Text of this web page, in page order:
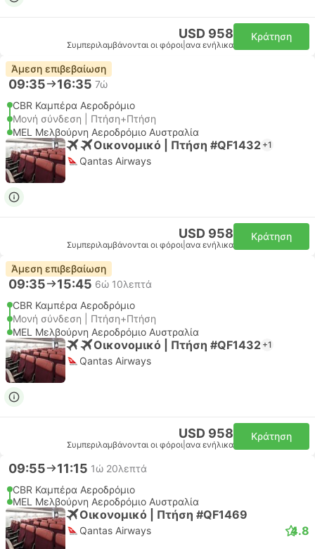
USD 958
Συμπεριλαμβάνονται οι φόροι ανα ενήλικα
Κράτηση
Άμεση επιβεβαίωση
09:35 16:35 7ώ
CBR Καμπέρα Αεροδρόμιο
Μονή σύνδεση | Πτήση+Πτήση
MEL Μελβούρνη Αεροδρόμιο Αυστραλία
Οικονομικό | Πτήση #QF1432 +1
Qantas Airways
USD 958
Συμπεριλαμβάνονται οι φόροι ανα ενήλικα
Κράτηση
Άμεση επιβεβαίωση
09:35 15:45 6ώ 10λεπτά
CBR Καμπέρα Αεροδρόμιο
Μονή σύνδεση | Πτήση+Πτήση
MEL Μελβούρνη Αεροδρόμιο Αυστραλία
Οικονομικό | Πτήση #QF1432 +1
Qantas Airways
USD 958
Συμπεριλαμβάνονται οι φόροι ανα ενήλικα
Κράτηση
09:55 11:15 1ώ 20λεπτά
CBR Καμπέρα Αεροδρόμιο
MEL Μελβούρνη Αεροδρόμιο Αυστραλία
Οικονομικό | Πτήση #QF1469
Qantas Airways 4.8